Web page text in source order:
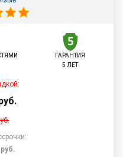
ГАРАНТИЯ
5 ЛЕТ